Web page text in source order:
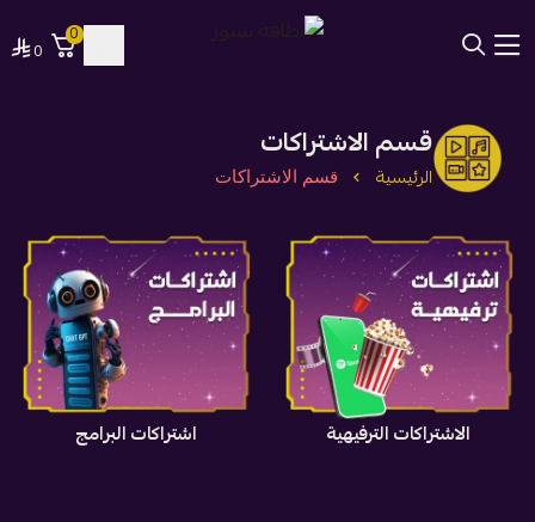
0
0
قسم الاشتراكات
الرئيسية قسم الاشتراكات
الاشتراكات الترفيهية اشتراكات البرامج